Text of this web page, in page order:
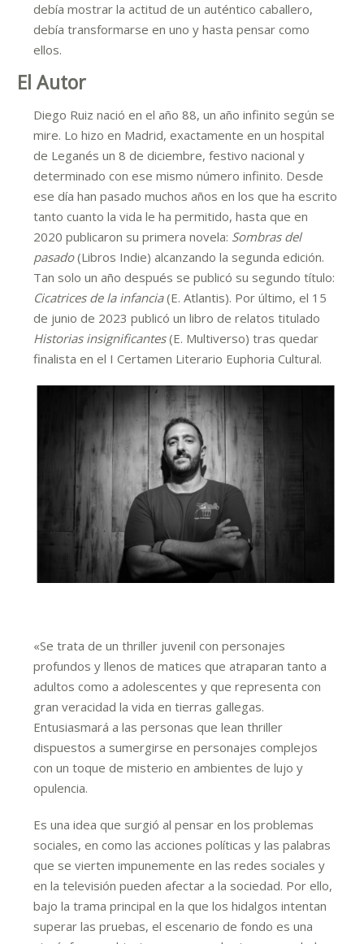
debía mostrar la actitud de un auténtico caballero,
debía transformarse en uno y hasta pensar como
ellos.
El Autor
Diego Ruiz nació en el año 88, un año infinito según se
mire. Lo hizo en Madrid, exactamente en un hospital
de Leganés un 8 de diciembre, festivo nacional y
determinado con ese mismo número infinito. Desde
ese día han pasado muchos años en los que ha escrito
tanto cuanto la vida le ha permitido, hasta que en
2020 publicaron su primera novela: Sombras del
pasado(Libros Indie) alcanzando la segunda edición.
Tan solo un año después se publicó su segundo título:
Cicatrices de la infancia(E. Atlantis). Por último, el 15
de junio de 2023 publicó un libro de relatos titulado
Historias insignificantes(E. Multiverso) tras quedar
finalista en el I Certamen Literario Euphoria Cultural.
«Se trata de un thriller juvenil con personajes
profundos y llenos de matices que atraparan tanto a
adultos como a adolescentes y que representa con
gran veracidad la vida en tierras gallegas.
Entusiasmará a las personas que lean thriller
dispuestos a sumergirse en personajes complejos
con un toque de misterio en ambientes de lujo y
opulencia.
Es una idea que surgió al pensar en los problemas
sociales, en como las acciones políticas y las palabras
que se vierten impunemente en las redes sociales y
en la televisión pueden afectar a la sociedad. Por ello,
bajo la trama principal en la que los hidalgos intentan
superar las pruebas, el escenario de fondo es una